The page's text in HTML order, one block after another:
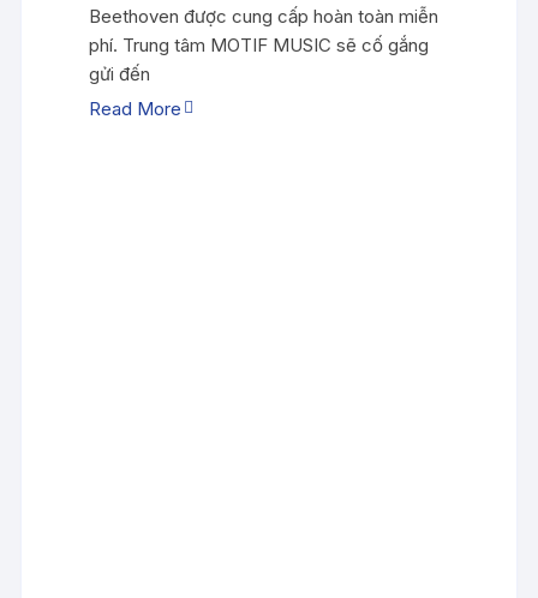
Beethoven được cung cấp hoàn toàn miễn
phí. Trung tâm MOTIF MUSIC sẽ cố gắng
gửi đến
Read More